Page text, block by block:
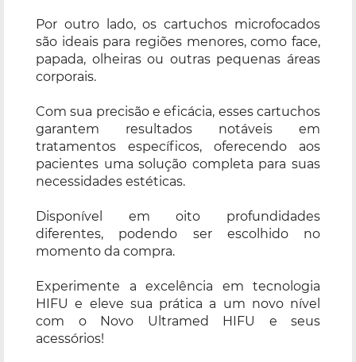
Por outro lado, os cartuchos microfocados
são ideais para regiões menores, como face,
papada, olheiras ou outras pequenas áreas
corporais.
Com sua precisão e eficácia, esses cartuchos
garantem resultados notáveis em
tratamentos específicos, oferecendo aos
pacientes uma solução completa para suas
necessidades estéticas.
Disponível em oito profundidades
diferentes, podendo ser escolhido no
momento da compra.
Experimente a excelência em tecnologia
HIFU e eleve sua prática a um novo nível
com o Novo Ultramed HIFU e seus
acessórios!